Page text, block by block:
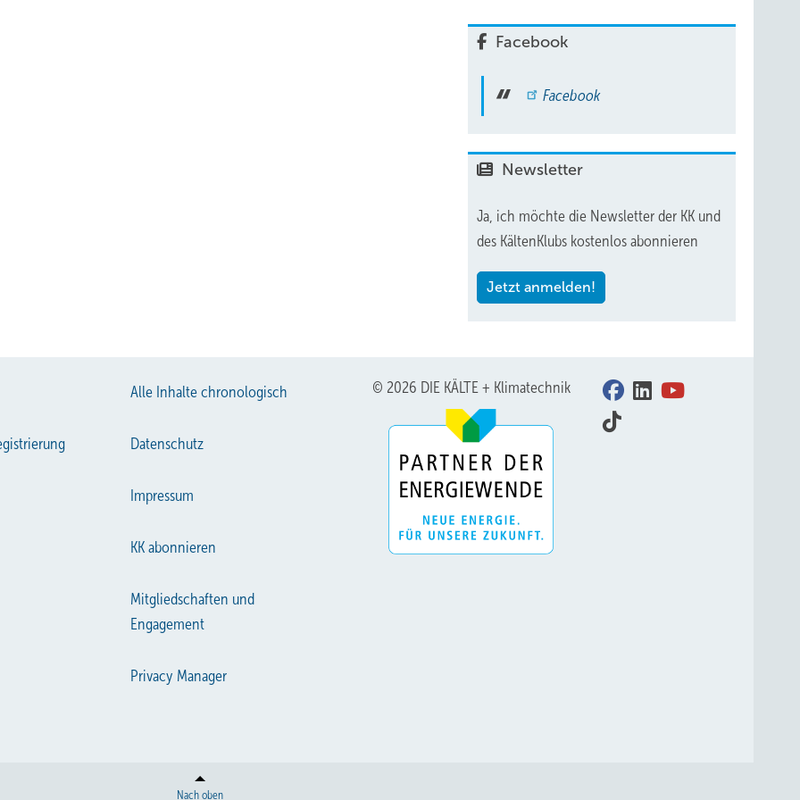
Facebook
Facebook
Newsletter
Ja, ich möchte die Newsletter der KK und
des KältenKlubs kostenlos abonnieren
Jetzt anmelden!
Alle Inhalte chronologisch
Datenschutz
Impressum
KK abonnieren
Mitgliedschaften und
Engagement
Privacy Manager
© 2026 DIE KÄLTE + Klimatechnik
Nach oben